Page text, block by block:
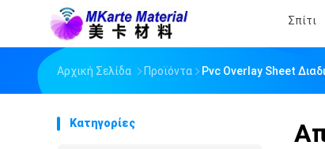
Σπίτι
Αρχική Σελίδα Προϊόντα Pvc Overlay Sheet
Κατηγορίες